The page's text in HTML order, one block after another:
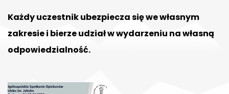
Każdy uczestnik ubezpiecza się we własnym
zakresie i bierze udział w wydarzeniu na własną
odpowiedzialność.